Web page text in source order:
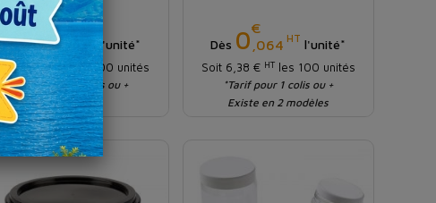
Dès0€
,028
l'unité*
Soit 2,84 € les 100 unités
*Tarif pour 1 colis ou +
Dès 0€
,064 HT l'unité*
Soit 6,38 € HTles 100 unités
*Tarif pour 1 colis ou +
Existe en 2 modèles